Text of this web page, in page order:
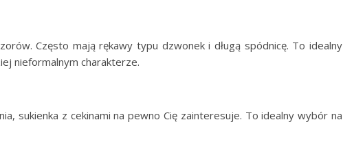
Często mają rękawy typu dzwonek i długą spódnicę. To idealny
nieformalnym charakterze.
sukienka z cekinami na pewno Cię zainteresuje. To idealny wybór na